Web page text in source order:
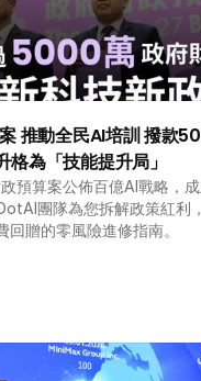
推動全民AI培訓 撥款
格為「技能提升局」
預算案公佈百億AI戰略，
團隊為您拆解政策紅利
回贈的零風險進修指南。